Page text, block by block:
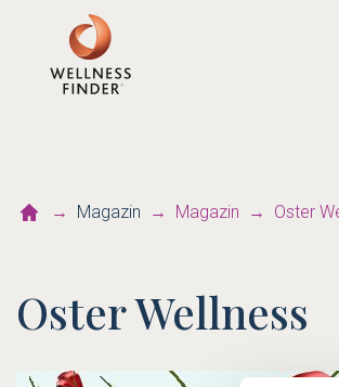
Magazin Magazin Oster
Oster Wellness